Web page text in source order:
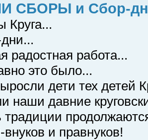
СБОРЫ и Сбор-
Круга...
радостная работа...
это было...
дети тех детей
наши давние
традиции
внуков и правнуков!